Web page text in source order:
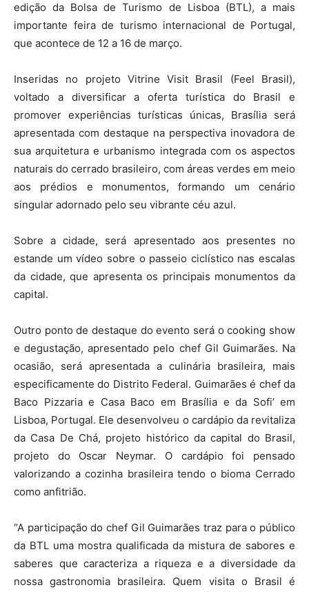
edição da Bolsa de Turismo de Lisboa (BTL), a mais
importante feira de turismo internacional de Portugal,
que acontece de 12 a 16 de março.
Inseridas no projeto Vitrine Visit Brasil (Feel Brasil),
voltado a diversificar a oferta turística do Brasil e
promover experiências turísticas únicas, Brasília será
apresentada com destaque na perspectiva inovadora de
sua arquitetura e urbanismo integrada com os aspectos
naturais do cerrado brasileiro, com áreas verdes em meio
aos prédios e monumentos, formando um cenário
singular adornado pelo seu vibrante céu azul.
Sobre a cidade, será apresentado aos presentes no
estande um vídeo sobre o passeio ciclístico nas escalas
da cidade, que apresenta os principais monumentos da
capital.
Outro ponto de destaque do evento será o cooking show
e degustação, apresentado pelo chef Gil Guimarães. Na
ocasião, será apresentada a culinária brasileira, mais
especificamente do Distrito Federal. Guimarães é chef da
Baco Pizzaria e Casa Baco em Brasília e da Sofi’ em
Lisboa, Portugal. Ele desenvolveu o cardápio da revitaliza
da Casa De Chá, projeto histórico da capital do Brasil,
projeto do Oscar Neymar. O cardápio foi pensado
valorizando a cozinha brasileira tendo o bioma Cerrado
como anfitrião.
“A participação do chef Gil Guimarães traz para o público
da BTL uma mostra qualificada da mistura de sabores e
saberes que caracteriza a riqueza e a diversidade da
nossa gastronomia brasileira. Quem visita o Brasil é